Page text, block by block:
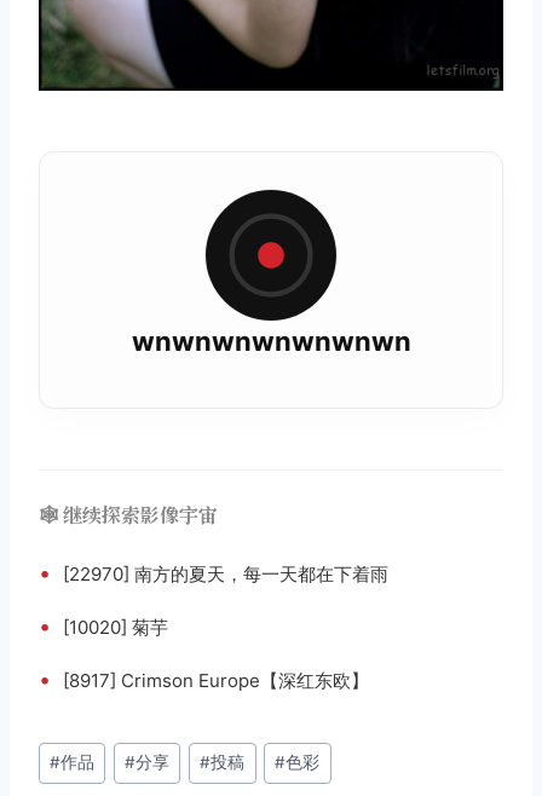
wnwnwnwnwnwnwn
🕸️ 继续探索影像宇宙
• [22970] 南方的夏天，每一天都在下着雨
• [10020] 菊芋
• [8917] Crimson Europe【深红东欧】
文
章
#作品 #分享 #投稿 #色彩